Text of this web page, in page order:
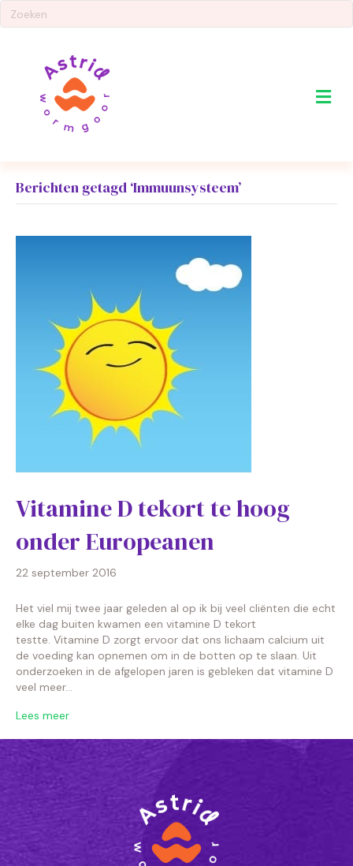
Berichten getagd ‘Immuunsysteem’
Vitamine D tekort te hoog
onder Europeanen
22 september 2016
Het viel mij twee jaar geleden al op ik bij veel cliënten die echt
elke dag buiten kwamen een vitamine D tekort
testte. Vitamine D zorgt ervoor dat ons lichaam calcium uit
de voeding kan opnemen om in de botten op te slaan. Uit
onderzoeken in de afgelopen jaren is gebleken dat vitamine D
veel meer…
Lees meer